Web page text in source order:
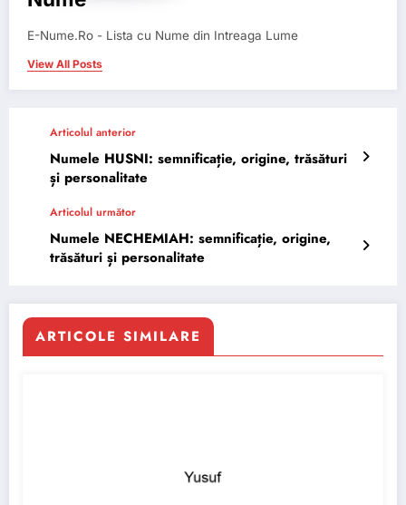
E-Nume.Ro - Lista cu Nume din Intreaga Lume
View All Posts
Articolul anterior
Numele HUSNI: semnificație, origine, trăsături
și personalitate
Articolul următor
Numele NECHEMIAH: semnificație, origine,
trăsături și personalitate
ARTICOLE SIMILARE